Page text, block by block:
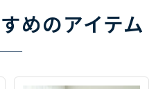
めのアイテム